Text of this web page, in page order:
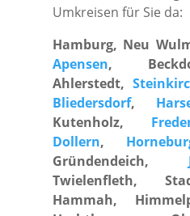
Umkreisen für Sie da:
Hamburg, Neu
Apensen,
Ahlerstedt,
Bliedersdorf,
Kutenholz,
Dollern,
Gründendeich,
Twielenfleth,
Hammah,